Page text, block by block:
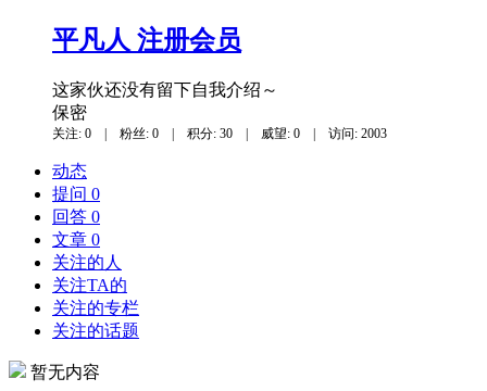
平凡人 注册会员
这家伙还没有留下自我介绍～
保密
关注: 0 | 粉丝: 0 | 积分: 30 | 威望: 0 | 访问: 2003
动态
提问 0
回答 0
文章 0
关注的人
关注TA的
关注的专栏
关注的话题
暂无内容